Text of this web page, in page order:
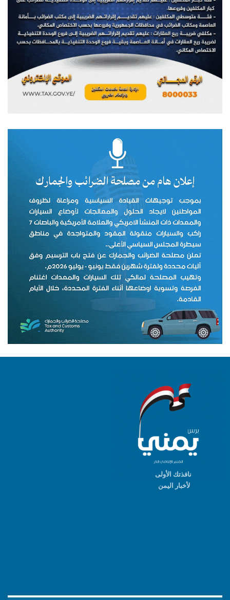
نافذتك الأولى
لأخبار اليمن